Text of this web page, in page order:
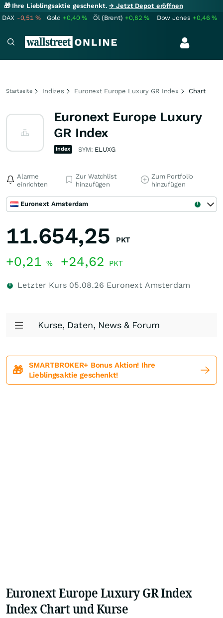
🎁 Ihre Lieblingsaktie geschenkt.→ Jetzt Depot eröffnen
DAX -0,51% Gold +0,40% Öl (Brent) +0,82% Dow Jones +0,46%
Startseite Indizes Euronext Europe Luxury GR Index Chart
Euronext Europe Luxury
GR Index
Index SYM: ELUXG
Alarme
einrichten
Zur Watchlist
hinzufügen
Zum Portfolio
hinzufügen
Euronext Amsterdam
11.654,25 PKT
+0,21 % +24,62 PKT
Letzter Kurs 05.08.26 Euronext Amsterdam
Kurse, Daten, News & Forum
🎁
SMARTBROKER+ Bonus Aktion! Ihre
Lieblingsaktie geschenkt!
Euronext Europe Luxury GR Index
Index Chart und Kurse